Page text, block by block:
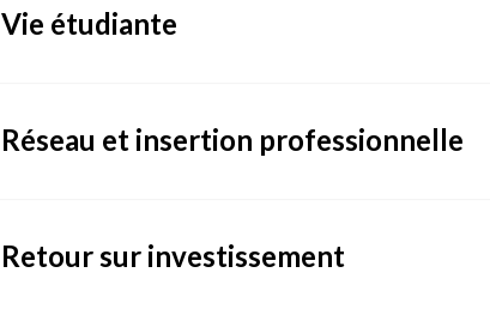
Vie étudiante
Réseau et insertion professionnelle
Retour sur investissement